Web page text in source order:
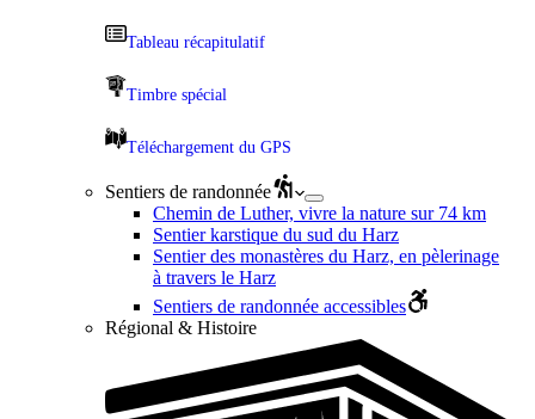
Tableau récapitulatif
Timbre spécial
Téléchargement du GPS
Sentiers de randonnée
Chemin de Luther, vivre la nature sur 74 km
Sentier karstique du sud du Harz
Sentier des monastères du Harz, en pèlerinage
à travers le Harz
Sentiers de randonnée accessibles
Régional & Histoire